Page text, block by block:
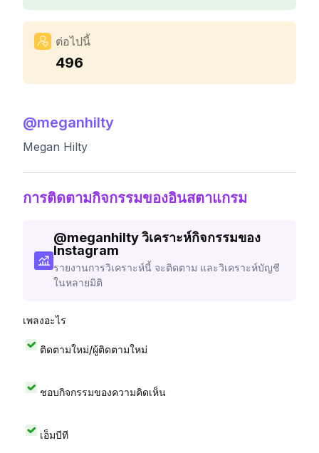
ต่อไปนี้
496
@meganhilty
Megan Hilty
การติดตามกิจกรรมของอินสตาแกรม
@meganhiltyวิเคราะห์กิจกรรมของ
Instagram
รายงานการวิเคราะห์นี้ จะติดตาม และวิเคราะห์บัญชี
ในหลายมิติ
เพลงอะไร
ติดตามใหม่/ผู้ติดตามใหม่
ชอบกิจกรรมของความคิดเห็น
เอ็มบีที